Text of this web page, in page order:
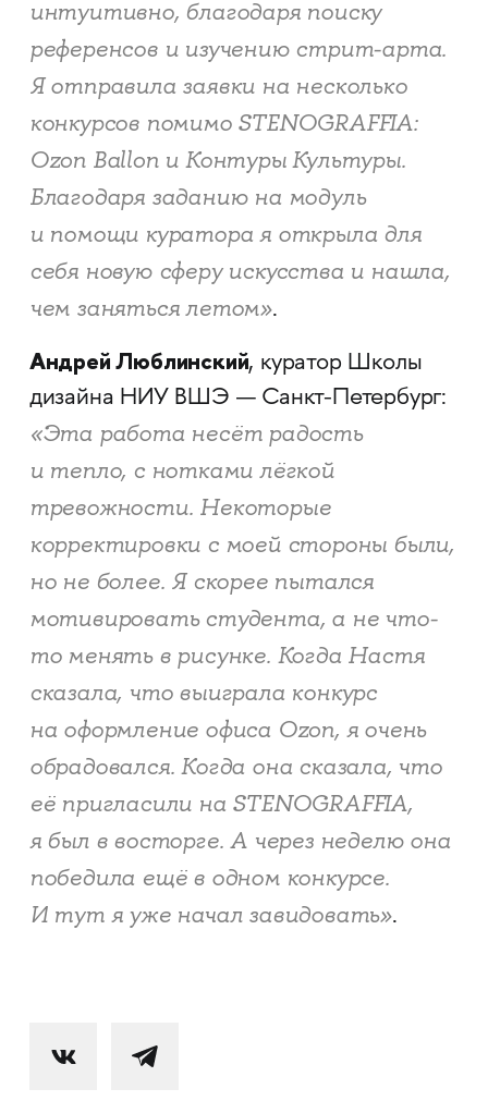
интуитивно, благодаря поиску
референсов и изучению стрит-арта.
Я отправила заявки на несколько
конкурсов помимо STENOGRAFFIA:
Ozon Ballon и Контуры Культуры.
Благодаря заданию на модуль
и помощи куратора я открыла для
себя новую сферу искусства и нашла,
чем заняться летом».
Андрей Люблинский, куратор Школы
дизайна НИУ ВШЭ — Санкт-Петербург:
«Эта работа несёт радость
и тепло, с нотками лёгкой
тревожности. Некоторые
корректировки с моей стороны были,
но не более. Я скорее пытался
мотивировать студента, а не что-
то менять в рисунке. Когда Настя
сказала, что выиграла конкурс
на оформление офиса Ozon, я очень
обрадовался. Когда она сказала, что
её пригласили на STENOGRAFFIA​​​​​​​,
я был в восторге. А через неделю она
победила ещё в одном конкурсе.
И тут я уже начал завидовать».